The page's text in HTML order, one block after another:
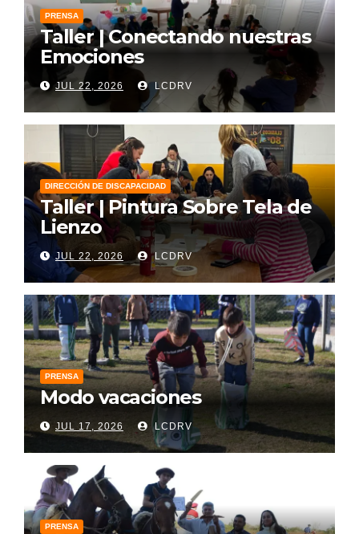
PRENSA
Taller | Conectando nuestras
Emociones
JUL 22, 2026 LCDRV
DIRECCIÓN DE DISCAPACIDAD
Taller | Pintura Sobre Tela de
Lienzo
JUL 22, 2026 LCDRV
PRENSA
Modo vacaciones
JUL 17, 2026 LCDRV
PRENSA